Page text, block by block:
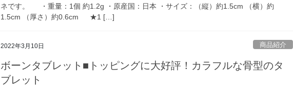
ネです。 ・重量：1個 約1.2g ・原産国：日本 ・サイズ：（縦）約1.5cm （横）約
1.5cm （厚さ）約0.6cm ★1 […]
2022年3月10日 商品紹介
ボーンタブレット■トッピングに大好評！カラフルな骨型のタ
ブレット